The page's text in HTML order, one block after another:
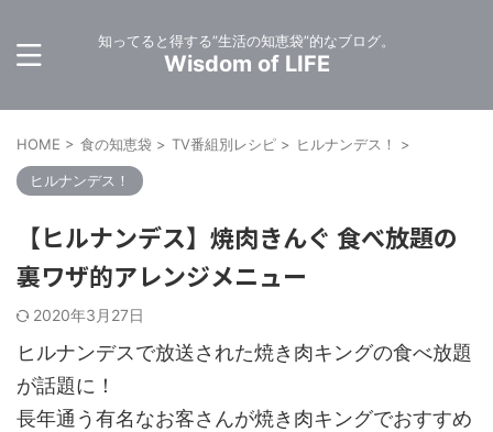
知ってると得する”生活の知恵袋”的なブログ。
Wisdom of LIFE
HOME > 食の知恵袋 > TV番組別レシピ > ヒルナンデス！ >
ヒルナンデス！
【ヒルナンデス】焼肉きんぐ 食べ放題の
裏ワザ的アレンジメニュー
2020年3月27日
ヒルナンデスで放送された焼き肉キングの食べ放題
が話題に！
長年通う有名なお客さんが焼き肉キングでおすすめ